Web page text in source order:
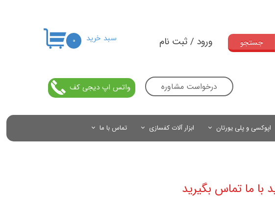
ورود / ثبت نام
تغییر گذر واژه
سفارشات
خروج از حساب کاربری
جستجو
اپوکسی و پلی یورتان ابزار آلات کفسازی تماس با ما
۰ سبد خرید
درخواست مشاوره واتس اپ دیجی کف
با ما تماس بگیرید